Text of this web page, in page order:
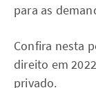
para as
Confira nesta
direito em
privado.